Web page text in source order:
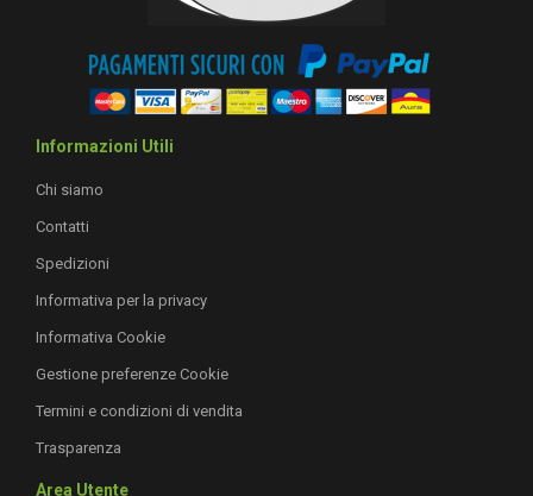
Informazioni Utili
Chi siamo
Contatti
Spedizioni
Informativa per la privacy
Informativa Cookie
Gestione preferenze Cookie
Termini e condizioni di vendita
Trasparenza
Area Utente